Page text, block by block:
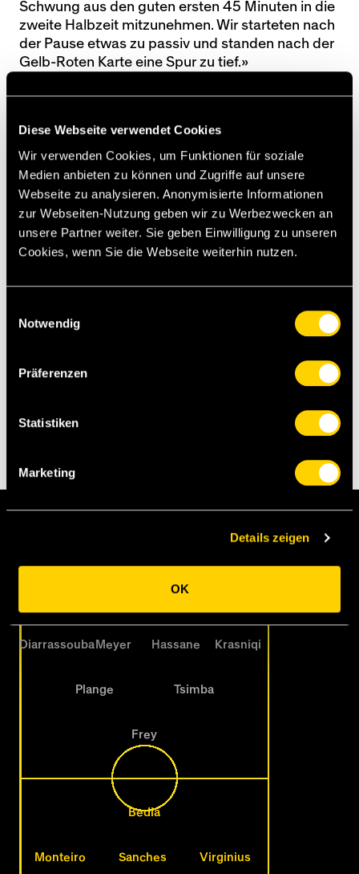
Diese Webseite verwendet Cookies
Wir verwenden Cookies, um Funktionen für soziale
Medien anbieten zu können und Zugriffe auf unsere
Webseite zu analysieren. Anonymisierte Informationen
zur Webseiten-Nutzung geben wir zu Werbezwecken an
unsere Partner weiter. Sie geben Einwilligung zu unseren
Cookies, wenn Sie die Webseite weiterhin nutzen.
Notwendig
Präferenzen
Statistiken
Marketing
Details zeigen
OK
Schwung aus den guten ersten 45 Minuten in die
zweite Halbzeit mitzunehmen. Wir starteten nach
der Pause etwas zu passiv und standen nach der
Gelb-Roten Karte eine Spur zu tief.»
Highlights
Matchcenter
Matchstatistiken
Sanches schoss YB bei GC in Führung. (Foto: freshfocus)
Diarrassouba Meyer Hassane Krasniqi
Plange Tsimba
Frey
Bedia
Monteiro Sanches Virginius